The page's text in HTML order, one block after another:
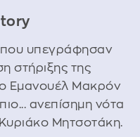
που υπεγράφησαν
στήριξης της
Εμανουέλ Μακρόν
ανεπίσημη νότα
Μητσοτάκη.